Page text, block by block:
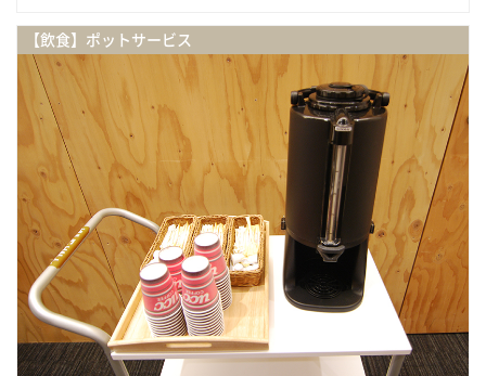
【飲食】ポットサービス